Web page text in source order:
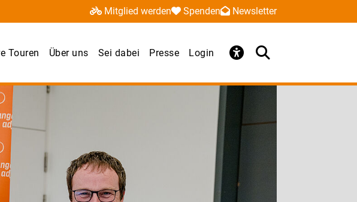
Mitglied werden Spenden Newsletter
Touren Über uns Sei dabei Presse Login